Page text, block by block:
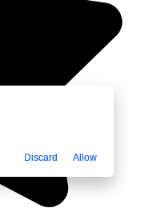
Discard Allow